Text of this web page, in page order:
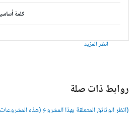
كلمة أساسية
انظر المزيد
روابط ذات صلة
(انظر الوثائق المتعلقة بهذا المشروع (هذه المشروعات